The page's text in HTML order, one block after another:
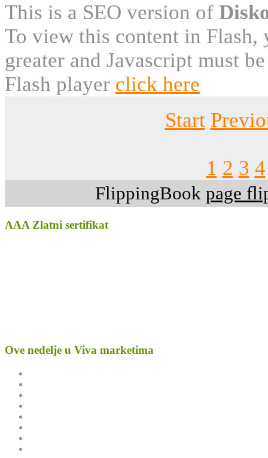
This is a SEO version of
To view this content in Flash,
greater and Javascript must
Flash player click here
Start
1 2 3 4
FlippingBook page
AAA Zlatni sertifikat
Ove nedelje u Viva marketima